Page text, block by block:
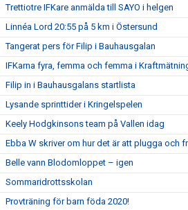
Trettiotre IFKare anmälda till SAYO i helgen
Linnéa Lord 20:55 på 5 km i Östersund
Tangerat pers för Filip i Bauhausgalan
IFKarna fyra, femma och femma i
Filip in i Bauhausgalans startlista
Lysande sprinttider i Kringelspelen
Keely Hodgkinsons team på Vallen idag
Ebba W skriver om hur det är att plugga och
Belle vann Blodomloppet – igen
Sommaridrottsskolan
Provträning för barn föda 2020!